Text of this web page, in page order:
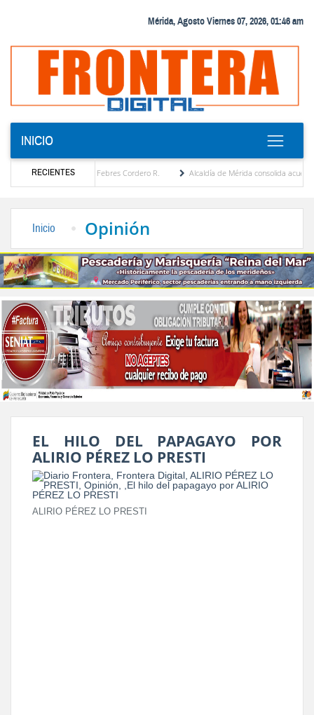
Mérida, Agosto Viernes 07, 2026, 01:46 am
INICIO
RECIENTES
por María Eugenia Febres Cordero R.
Alcaldía de Mérida consolida acuerdos
Inicio Opinión
EL HILO DEL PAPAGAYO POR
ALIRIO PÉREZ LO PRESTI
ALIRIO PÉREZ LO PRESTI